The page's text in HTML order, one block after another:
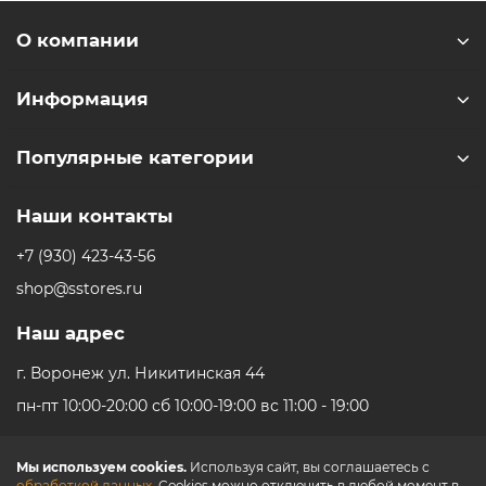
трансляции в любых социальных сетях с качественной
В комплект камеры входят аккумулятор, изогнутое
клеящееся крепление, две защитные линзы, две
пряжка и крепежный винт, а также кабель USB-C.
* - Актуальную стоимость и наличие товара, а также
менеджеров магазина.
Мы используем cookies. Используя сайт, вы соглашаетесь с
О компании
Информация
Популярные категории
Наши контакты
+7 (930) 423-43-56
shop@sstores.ru
Наш адрес
г. Воронеж ул. Никитинская 44
пн-пт 10:00-20:00 сб 10:00-19:00 вс 11:00 - 19:00